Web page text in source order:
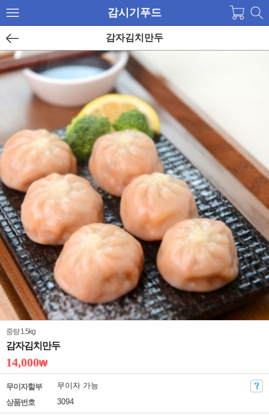
감시기푸드
감자김치만두
중량 1.5kg
감자김치만두
14,000₩
무이자할부
무이자 가능
상품번호
3094